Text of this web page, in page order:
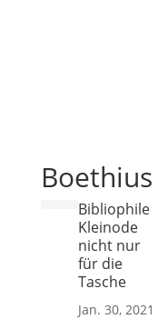
Boethius
Bibliophile
Kleinode
nicht nur
für die
Tasche
Jan. 30, 2021